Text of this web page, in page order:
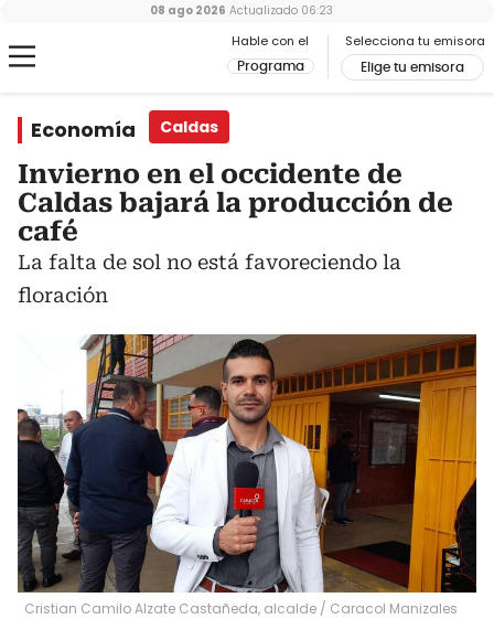
Hable con el
Programa
Selecciona tu emisora
Elige tu emisora
08 ago 2026 Actualizado 06:23
Economía Caldas
Invierno en el occidente de
Caldas bajará la producción de
café
La falta de sol no está favoreciendo la
floración
Cristian Camilo Alzate Castañeda, alcalde / Caracol Manizales